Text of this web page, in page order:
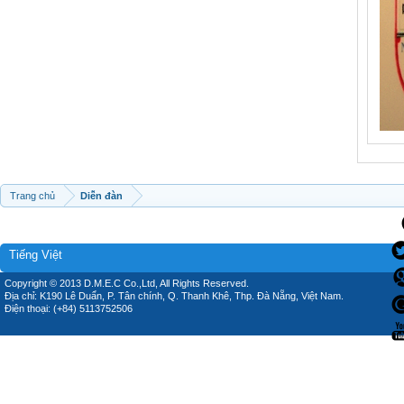
Trang chủ Diễn đàn
Tiếng Việt
Copyright © 2013 D.M.E.C Co.,Ltd, All Rights Reserved.
Địa chỉ: K190 Lê Duẩn, P. Tân chính, Q. Thanh Khê, Thp. Đà Nẵng, Việt Nam.
Điện thoại: (+84) 5113752506